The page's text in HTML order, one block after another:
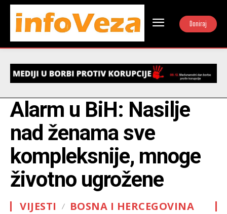
Doniraj
Alarm u BiH: Nasilje
nad ženama sve
kompleksnije, mnoge
životno ugrožene
VIJESTI BOSNA I HERCEGOVINA